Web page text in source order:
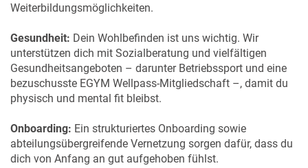
Weiterbildungsmöglichkeiten.
Gesundheit: Dein Wohlbefinden ist uns wichtig. Wir
unterstützen dich mit Sozialberatung und vielfältigen
Gesundheitsangeboten – darunter Betriebssport und eine
bezuschusste EGYM Wellpass-Mitgliedschaft –, damit du
physisch und mental fit bleibst.
Onboarding: Ein strukturiertes Onboarding sowie
abteilungsübergreifende Vernetzung sorgen dafür, dass du
dich von Anfang an gut aufgehoben fühlst.